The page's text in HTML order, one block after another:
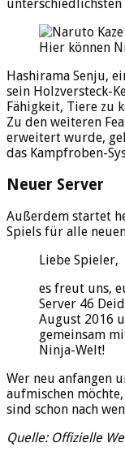
Hier können
Hashirama Senju,
sein Holzversteck-
Fähigkeit, Tiere zu
Zu den weiteren
erweitert wurde,
das Kampfroben-
Neuer Server
Außerdem startet
Spiels für alle
Liebe Spieler,
es freut uns,
Server 46
August 2016
gemeinsam
Ninja-Welt!
Wer neu anfangen
aufmischen
sind schon nach
Quelle: Offizielle